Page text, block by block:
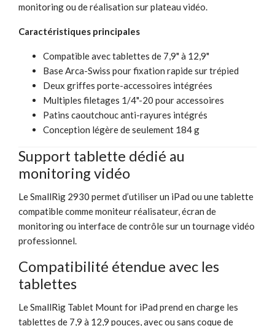
monitoring ou de réalisation sur plateau vidéo.
Caractéristiques principales
Compatible avec tablettes de 7,9" à 12,9"
Base Arca-Swiss pour fixation rapide sur trépied
Deux griffes porte-accessoires intégrées
Multiples filetages 1/4"-20 pour accessoires
Patins caoutchouc anti-rayures intégrés
Conception légère de seulement 184 g
Support tablette dédié au
monitoring vidéo
Le SmallRig 2930 permet d’utiliser un iPad ou une tablette
compatible comme moniteur réalisateur, écran de
monitoring ou interface de contrôle sur un tournage vidéo
professionnel.
Compatibilité étendue avec les
tablettes
Le SmallRig Tablet Mount for iPad prend en charge les
tablettes de 7,9 à 12,9 pouces, avec ou sans coque de